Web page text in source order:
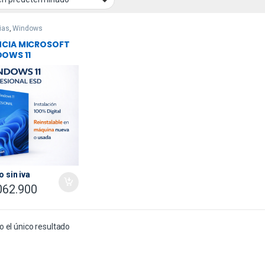
,Windows
MICROSOFT
11
ESD – 64
REINSTALABLE –
NUEVA O
– FQC-10572 +
sin iva
el único resultado